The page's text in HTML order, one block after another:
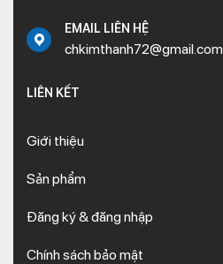
EMAIL LIÊN HỆ
chkimthanh72@gmail.com
LIÊN KẾT
Giới thiệu
Sản phẩm
Đăng ký & đăng nhập
Chính sách bảo mật